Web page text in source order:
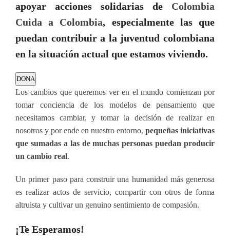
apoyar acciones solidarias de Colombia
Cuida a Colombia, especialmente las que
puedan contribuir a la juventud colombiana
en la situación actual que estamos viviendo.
DONA
Los cambios que queremos ver en el mundo comienzan por
tomar conciencia de los modelos de pensamiento que
necesitamos cambiar, y tomar la decisión de realizar en
nosotros y por ende en nuestro entorno, pequeñas iniciativas
que sumadas a las de muchas personas puedan producir
un cambio real.
Un primer paso para construir una humanidad más generosa
es realizar actos de servicio, compartir con otros de forma
altruista y cultivar un genuino sentimiento de compasión.
¡Te Esperamos!